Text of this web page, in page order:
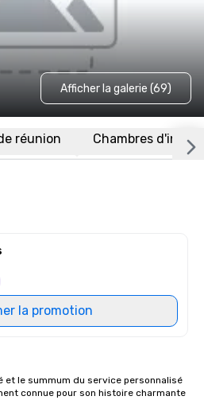
Afficher la galerie (69)
réunion Chambres
la promotion
le summum du service personnalisé
connue pour son histoire charmante